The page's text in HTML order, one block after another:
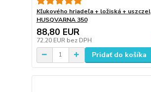
Kľukového hriadeľa + ložiská + uszczel
HUSQVARNA 350
88,80 EUR
72,20 EUR bez DPH
Pridať do košíka